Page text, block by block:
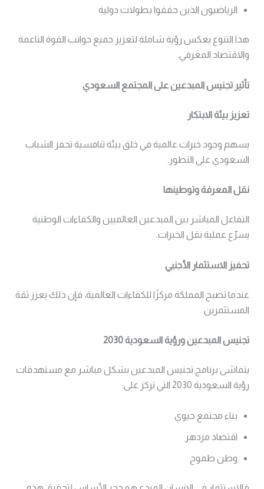
الرياضيون الذين حققوا بطولات دولية
هذا التنوع يعكس رؤية شاملة لتعزيز جميع جوانب القوة الناعمة
والاقتصاد المعرفي.
تأثير تجنيس المبدعين على المجتمع السعودي
تعزيز بيئة الابتكار
يسهم وجود خبرات عالمية في خلق بيئة تنافسية تحفز الشباب
السعودي على التطور.
نقل المعرفة وتوطينها
التفاعل المباشر بين المبدعين العالميين والكفاءات الوطنية
يسرّع عملية نقل الخبرات.
تحفيز الاستثمار الأجنبي
عندما تصبح المملكة مركزًا للكفاءات العالمية، فإن ذلك يعزز ثقة
المستثمرين.
تجنيس المبدعين ورؤية السعودية 2030
يتماشى برنامج تجنيس المبدعين بشكل مباشر مع مستهدفات
رؤية السعودية 2030
التي تركز على:
بناء مجتمع حيوي
اقتصاد مزدهر
وطن طموح